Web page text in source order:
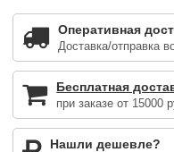
Оперативная
Доставка/отправка
Бесплатная
при заказе от 15000
Нашли дешевле?